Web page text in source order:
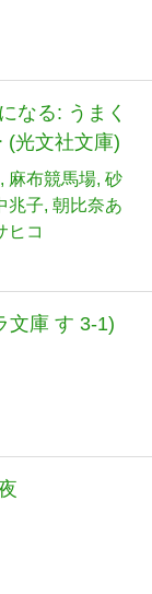
なる: うまく
(光文社文庫)
麻布競馬場 砂
兆子 朝比奈あ
ヒコ
文庫 す 3-1)